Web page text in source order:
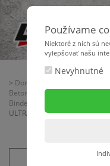
> Domov
Betonstahlschneider -
Bindemaschinen + Zubehör
ULTRA GRIP/EP 40
Používame
Niektoré z nich sú
vylepšovať našu
Nevyhnutné